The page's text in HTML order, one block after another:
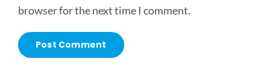
browser for the next time I comment.